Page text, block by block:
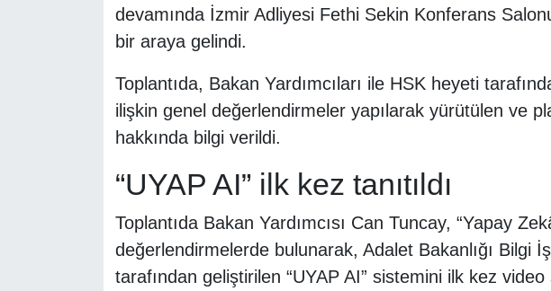
devamında İzmir Adliyesi Fethi Sekin Konferans
bir araya gelindi.
Toplantıda, Bakan Yardımcıları ile HSK heyeti
ilişkin genel değerlendirmeler yapılarak yürütülen ve
hakkında bilgi verildi.
“UYAP AI” ilk kez tanıtıldı
Toplantıda Bakan Yardımcısı Can Tuncay, “Yapay
değerlendirmelerde bulunarak, Adalet Bakanlığı Bilgi
tarafından geliştirilen “UYAP AI” sistemini ilk kez video